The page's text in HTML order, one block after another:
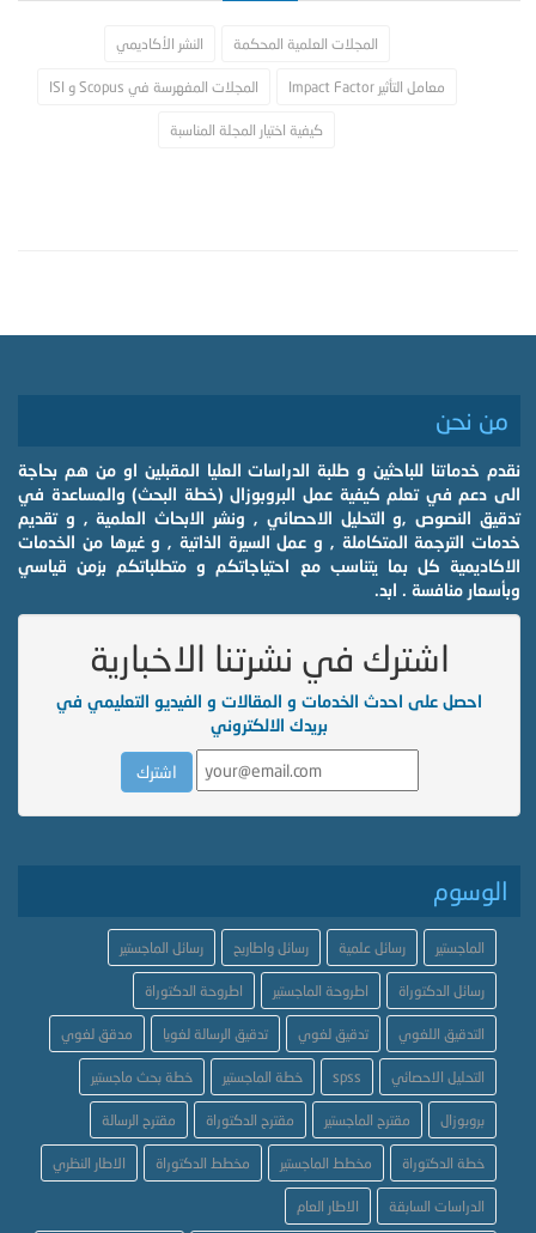
المجلات العلمية المحكمة النشر الأكاديمي
معامل التأثير Impact Factor المجلات المفهرسة في Scopus و ISI
كيفية اختيار المجلة المناسبة
من نحن
نقدم خدماتنا للباحثين و طلبة الدراسات العليا المقبلين او من هم بحاجة
الى دعم في تعلم كيفية عمل البروبوزال (خطة البحث) والمساعدة في
تدقيق النصوص ,و التحليل الاحصائي , ونشر الابحاث العلمية , و تقديم
خدمات الترجمة المتكاملة , و عمل السيرة الذاتية , و غيرها من الخدمات
الاكاديمية كل بما يتناسب مع احتياجاتكم و متطلباتكم بزمن قياسي
وبأسعار منافسة . ابد.
اشترك في نشرتنا الاخبارية
احصل على احدث الخدمات و المقالات و الفيديو التعليمي في
بريدك الالكتروني
الوسوم
الماجستير رسائل علمية رسائل واطاريح رسائل الماجستير
رسائل الدكتوراة اطروحة الماجستير اطروحة الدكتوراة
التدقيق اللغوي تدقيق لغوي تدقيق الرسالة لغويا مدقق لغوي
التحليل الاحصائي spss خطة الماجستير خطة بحث ماجستير
بروبوزال مقترح الماجستير مقترح الدكتوراة مقترح الرسالة
خطة الدكتوراة مخطط الماجستير مخطط الدكتوراة الاطار النظري
الدراسات السابقة الاطار العام